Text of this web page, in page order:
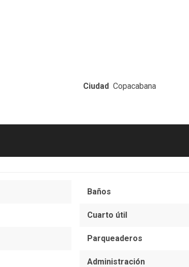
Ciudad Copacabana
Baños
Cuarto útil
Parqueaderos
Administración